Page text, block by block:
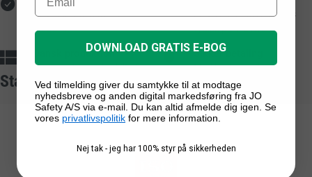
Ved online køb på over
1.000 kr.
Lagerførte varer leveres
typisk på 1-2 hverdage
Dansk produktion
Egenproduceredeskiltefra
dansk fabrik
Sikker betaling
Med kort, mobilepay,
faktura og EAN
Standarder vi arbejder ud fra
DOWNLOAD GRATIS E-BOG
Ved tilmelding giver du samtykke til at modtage
nyhedsbreve og anden digital markedsføring fra JO
Safety A/S via e-mail. Du kan altid afmelde dig igen. Se
vores privatlivspolitik for mere information.
Nej tak - jeg har 100% styr på sikkerheden